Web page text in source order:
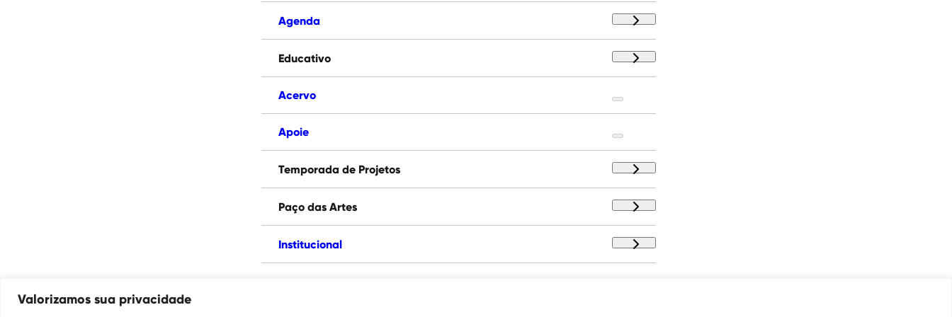
Valorizamos sua privacidade
Agenda
Educativo
Acervo
Apoie
Temporada de Projetos
Paço das Artes
Institucional